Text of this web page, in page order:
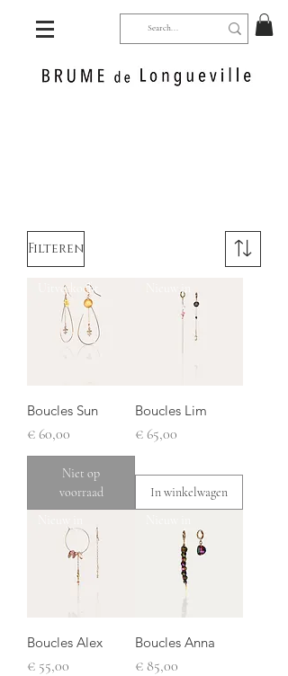
Filteren
Uitverkocht
Boucles Sun
Prijs
€ 60,00
Niet op
voorraad
Nieuw in
Boucles Lim
Prijs
€ 65,00
In winkelwagen
Boucles Alex
Prijs
€ 55,00
Boucles Anna
Prijs
€ 85,00